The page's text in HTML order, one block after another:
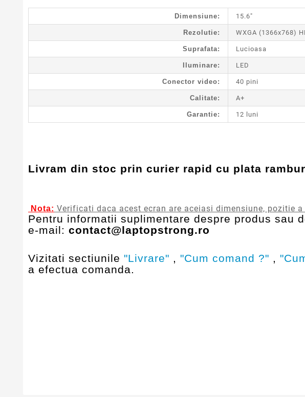
Dimensiune: 15.6"
Rezolutie: WXGA (1366x768)
Suprafata: Lucioasa
Iluminare: LED
Conector video: 40 pini
Calitate: A+
Garantie: 12 luni
Livram din stoc prin curier rapid cu plata
Nota: Verificati daca acest ecran are aceiasi dimensiune, pozitie
Pentru informatii suplimentare despre produs sau
e-mail: contact@laptopstrong.ro
Vizitati sectiunile "Livrare" , "Cum comand ?" ,
a efectua comanda.